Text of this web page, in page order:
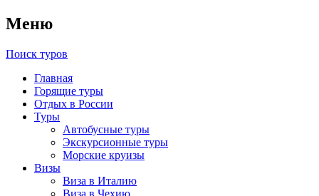
Меню
Поиск туров
Главная
Горящие туры
Отдых в России
Туры
Автобусные туры
Экскурсионные туры
Морские круизы
Визы
Виза в Италию
Виза в Чехию